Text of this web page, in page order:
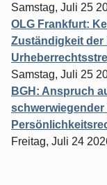
Samstag, Juli 25
OLG Frankfurt:
Zuständigkeit
Samstag, Juli 25
BGH: Anspruch
schwerwiegender
Freitag, Juli 24